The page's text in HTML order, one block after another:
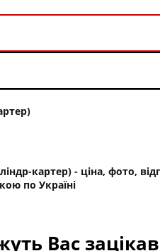
картер) - ціна, фото,
по Україні
Вас